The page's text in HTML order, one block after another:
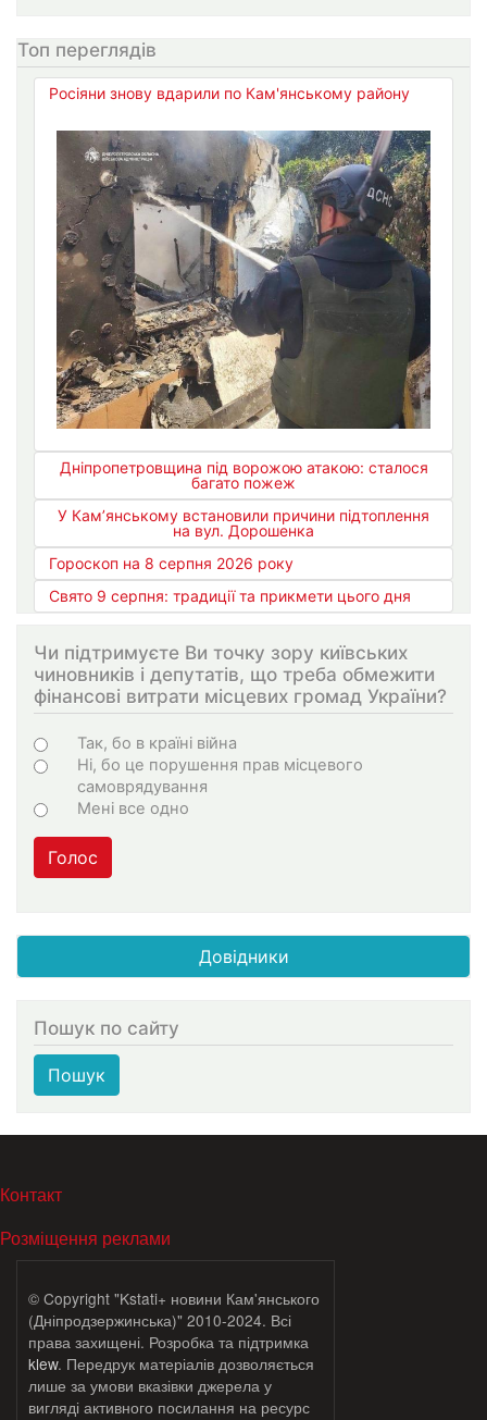
Топ переглядів
Росіяни знову вдарили по Кам'янському району
Дніпропетровщина під ворожою атакою: сталося
багато пожеж
У Кам’янському встановили причини підтоплення
на вул. Дорошенка
Гороскоп на 8 серпня 2026 року
Свято 9 серпня: традиції та прикмети цього дня
Чи підтримуєте Ви точку зору київських
чиновників і депутатів, що треба обмежити
фінансові витрати місцевих громад України?
Choices
Так, бо в країні війна
Ні, бо це порушення прав місцевого
самоврядування
Мені все одно
Голос
Довідники
Пошук по сайту
Пошук
МЕНЮ В ПОДВАЛЕ
Контакт
Розміщення реклами
© Copyright "Kstati+ новини Кам'янського
(Дніпродзержинська)" 2010-2024. Всі
права захищені. Розробка та підтримка
klew. Передрук матеріалів дозволяється
лише за умови вказівки джерела у
вигляді активного посилання на ресурс